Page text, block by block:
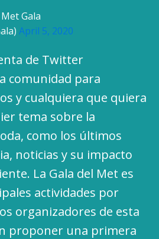
Gala
April 5, 2020
de Twitter
comunidad para
y cualquiera que quiera
tema sobre la
como los últimos
noticias y su impacto
La Gala del Met es
actividades por
organizadores de esta
proponer una primera